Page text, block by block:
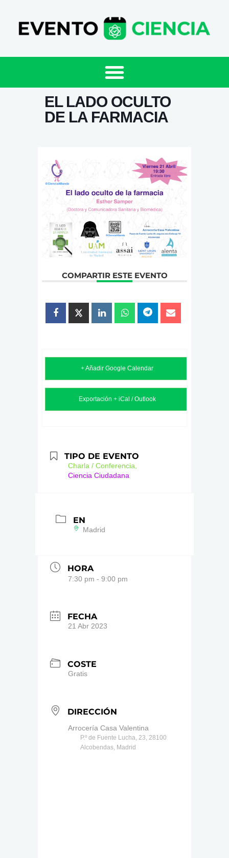
EL LADO OCULTO
DE LA FARMACIA
COMPARTIR ESTE EVENTO
+ Añadir Google Calendar
Exportación + iCal / Outlook
TIPO DE EVENTO
Charla / Conferencia,
Ciencia Ciudadana
EN
Madrid
HORA
7:30 pm - 9:00 pm
FECHA
21 Abr 2023
COSTE
Gratis
DIRECCIÓN
Arrocería Casa Valentina
P.º de Fuente Lucha, 23, 28100
Alcobendas, Madrid